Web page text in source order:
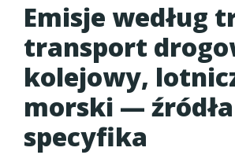
Emisje według
transport
kolejowy,
morski —
specyfika